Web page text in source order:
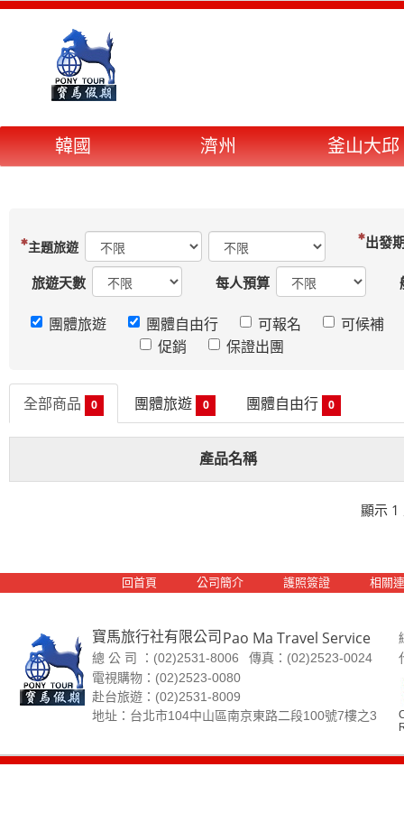
韓國 濟州 釜山大邱
出發
旅遊天數 每人預算
團體旅遊 團體自由行 可報名
可候補
促銷
保證出團
全部商品 0 團體旅遊 0 團體自由行 0
產品名稱
顯示 1
回首頁 公司簡介 護照簽證 相關
寶馬旅行社有限公司Pao Ma Travel Service
總 公 司 ：(02)2531-8006
傳真：(02)2523-0024
電視購物：(02)2523-0080
赴台旅遊：(02)2531-8009
地址：台北市104中山區南京東路二段100號7樓之3